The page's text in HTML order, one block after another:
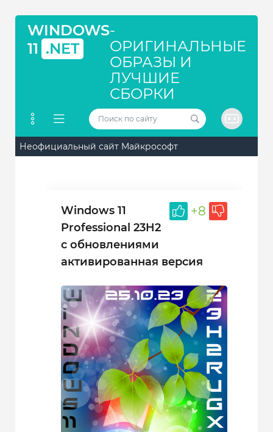
WINDOWS
11 .NET
-
ОРИГИНАЛЬНЫЕ
ОБРАЗЫ И
ЛУЧШИЕ
СБОРКИ
Неофициальный сайт Майкрософт
+8
Windows 11
Professional 23H2
с обновлениями
активированная версия